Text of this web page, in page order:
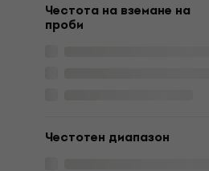
Честота на вземане на
проби
Честотен диапазон